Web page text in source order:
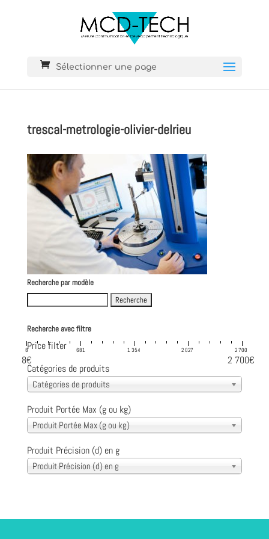
Sélectionner une page
trescal-metrologie-olivier-delrieu
Recherche par modèle
Recherche avec filtre
Price filter
8€
2 700€
8 681 1 354 2 027 2 700
Catégories de produits
Catégories de produits
Produit Portée Max (g ou kg)
Produit Portée Max (g ou kg)
Produit Précision (d) en g
Produit Précision (d) en g